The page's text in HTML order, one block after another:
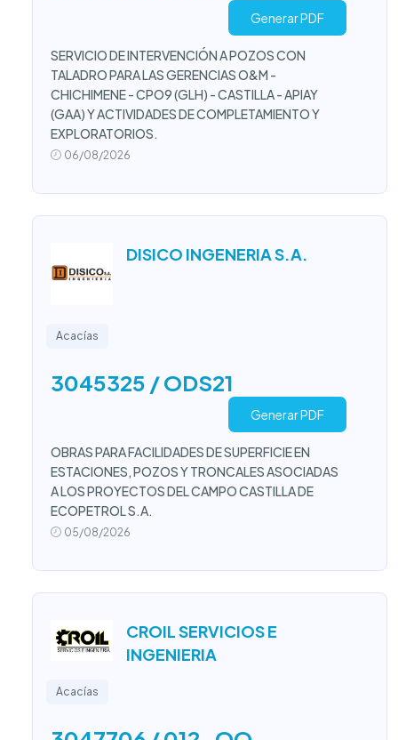
Generar PDF
SERVICIO DE INTERVENCIÓN A POZOS CON
TALADRO PARA LAS GERENCIAS O&M -
CHICHIMENE - CPO9 (GLH) - CASTILLA - APIAY
(GAA) Y ACTIVIDADES DE COMPLETAMIENTO Y
EXPLORATORIOS.
06/08/2026
DISICO INGENERIA S.A.
Acacías
3045325 / ODS21
Generar PDF
OBRAS PARA FACILIDADES DE SUPERFICIE EN
ESTACIONES, POZOS Y TRONCALES ASOCIADAS
A LOS PROYECTOS DEL CAMPO CASTILLA DE
ECOPETROL S.A.
05/08/2026
CROIL SERVICIOS E
INGENIERIA
Acacías